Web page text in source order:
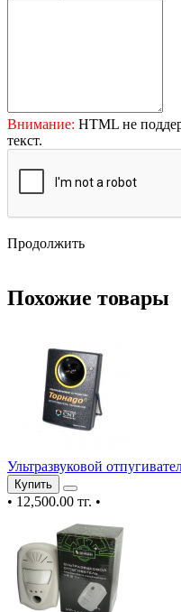
Внимание: HTML не
текст.
Продолжить
Похожие товары
Ультразвуковой
Купить
• 12,500.00 тг. •